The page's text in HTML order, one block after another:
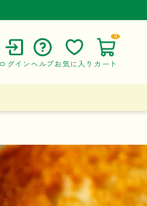
ログイン ヘルプ
ご利用ガイド
お問い合わせ
お気に入り カート
0